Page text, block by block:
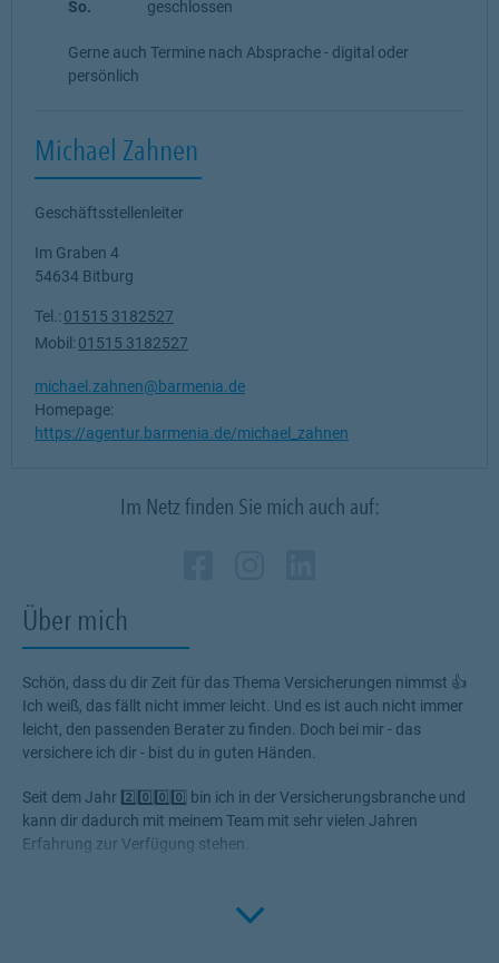
Über mich
Schön, dass du dir Zeit für das Thema Versicherungen nimmst 👍
Ich weiß, das fällt nicht immer leicht. Und es ist auch nicht immer
leicht, den passenden Berater zu finden. Doch bei mir - das
versichere ich dir - bist du in guten Händen.
Seit dem Jahr 2️⃣0️⃣0️⃣0️⃣ bin ich in der Versicherungsbranche und
kann dir dadurch mit meinem Team mit sehr vielen Jahren
Erfahrung zur Verfügung stehen.
Barmenia & Gothaer - sollten wir da nichts anbieten können,
Click to
So.
geschlossen
Gerne auch Termine nach Absprache - digital oder
persönlich
Michael Zahnen
Geschäftsstellenleiter
Im Graben 4
54634 Bitburg
Tel.: 01515 3182527
Mobil: 01515 3182527
michael.zahnen@barmenia.de
Homepage:
https://agentur.barmenia.de/michael_zahnen
Im Netz finden Sie mich auch auf: